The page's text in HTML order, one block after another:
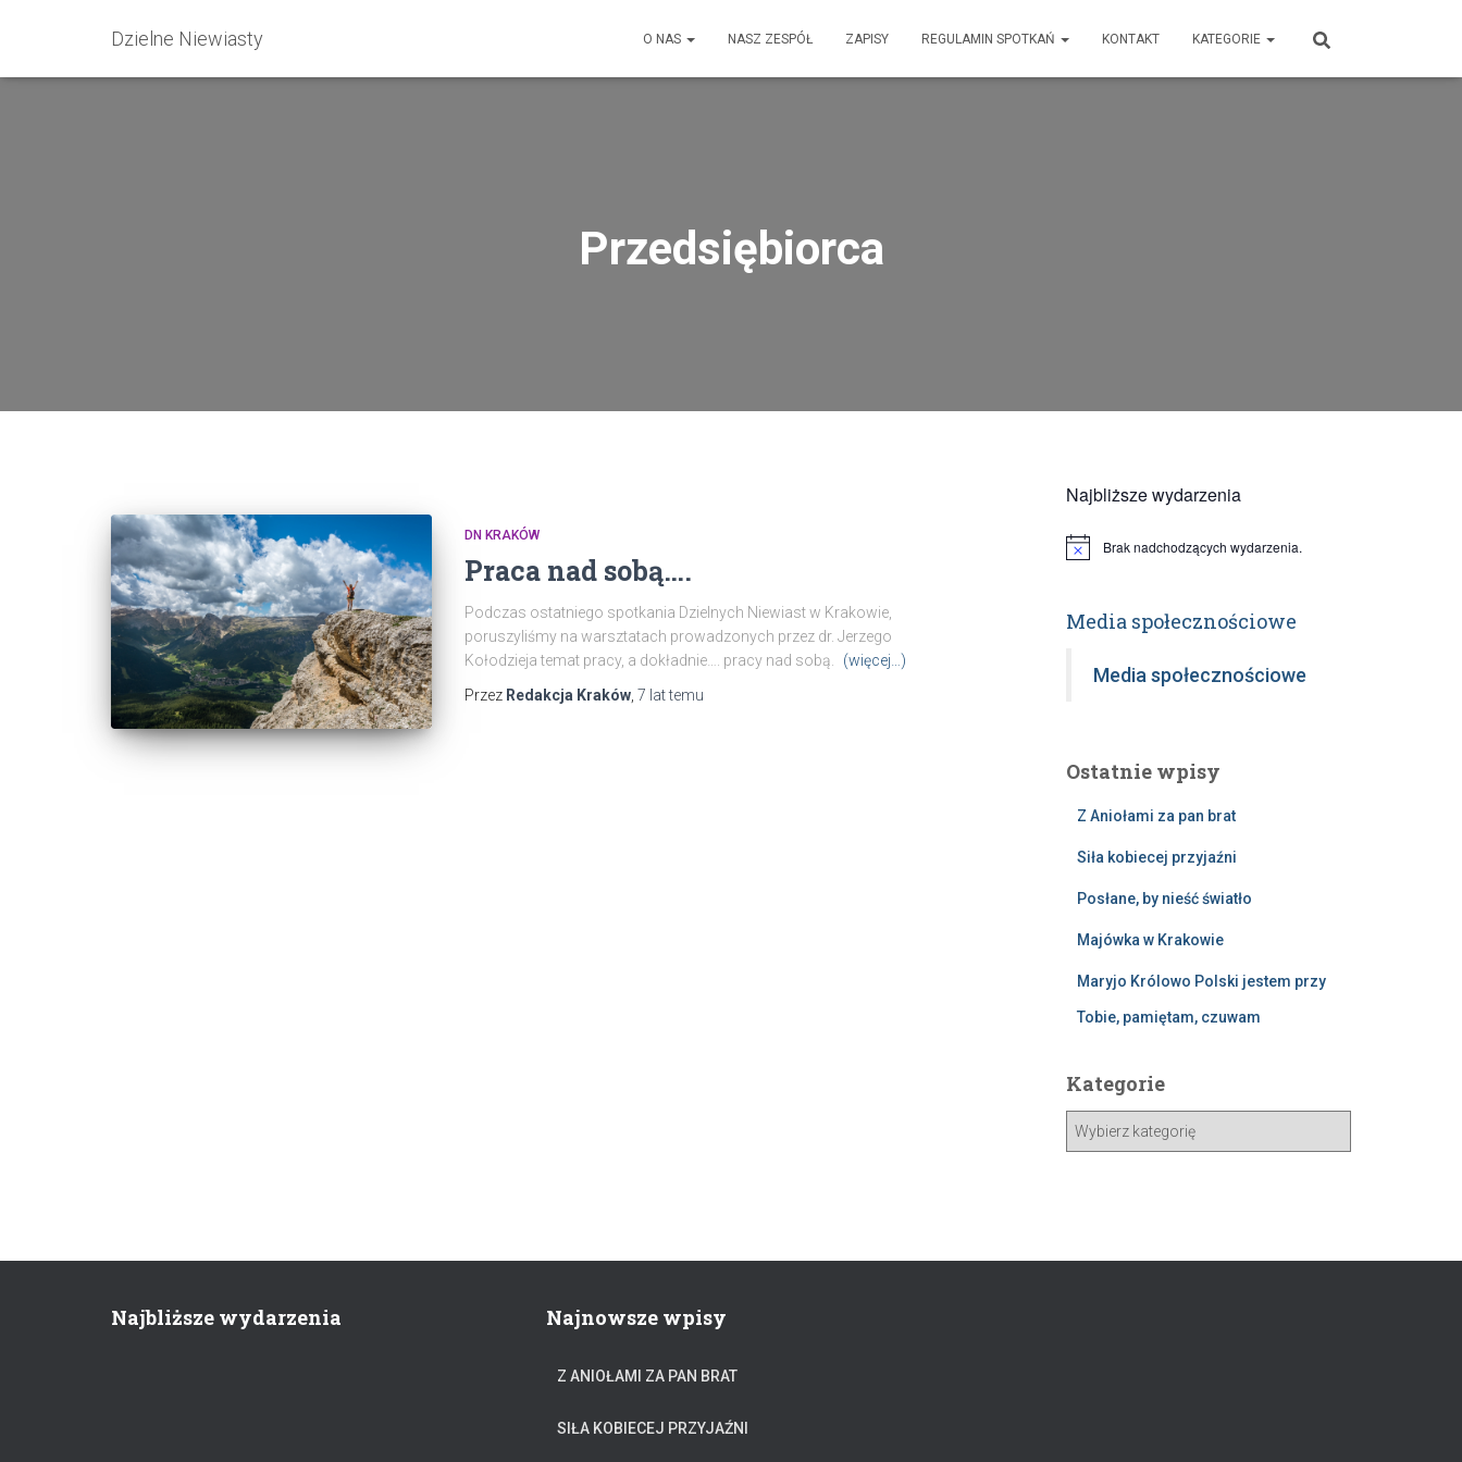
Dzielne Niewiasty O NAS NASZ ZESPÓŁ ZAPISY REGULAMIN SPOTKAŃ KONTAKT KATEGORIE
Przedsiębiorca
DN KRAKÓW
Praca nad sobą….
Podczas ostatniego spotkania Dzielnych Niewiast w Krakowie,
poruszyliśmy na warsztatach prowadzonych przez dr. Jerzego
Kołodzieja temat pracy, a dokładnie…. pracy nad sobą.
(więcej…)
Przez Redakcja Kraków 7 lattemu
Najbliższe wydarzenia
Powiadomienie
Brak nadchodzących wydarzenia.
Media społecznościowe
Media społecznościowe
Ostatnie wpisy
Z Aniołami za pan brat
Siła kobiecej przyjaźni
Posłane, by nieść światło
Majówka w Krakowie
Maryjo Królowo Polski jestem przy
Tobie, pamiętam, czuwam
Kategorie
Najbliższe wydarzenia Najnowsze wpisy
Z ANIOŁAMI ZA PAN BRAT
SIŁA KOBIECEJ PRZYJAŹNI